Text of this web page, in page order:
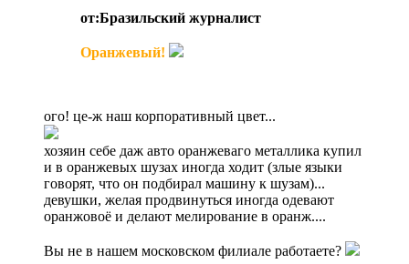
от:Бразильский журналист
Оранжевый!
ого! це-ж наш корпоративный цвет...
хозяин себе даж авто оранжеваго металлика купил
и в оранжевых шузах иногда ходит (злые языки
говорят, что он подбирал машину к шузам)...
девушки, желая продвинуться иногда одевают
оранжовоё и делают мелирование в оранж....
Вы не в нашем московском филиале работаете?